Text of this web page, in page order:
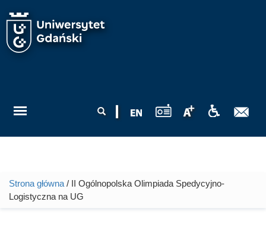
wyszukiwania
Jesteś tutaj
Strona główna / II Ogólnopolska Olimpiada Spedycyjno-
Logistyczna na UG